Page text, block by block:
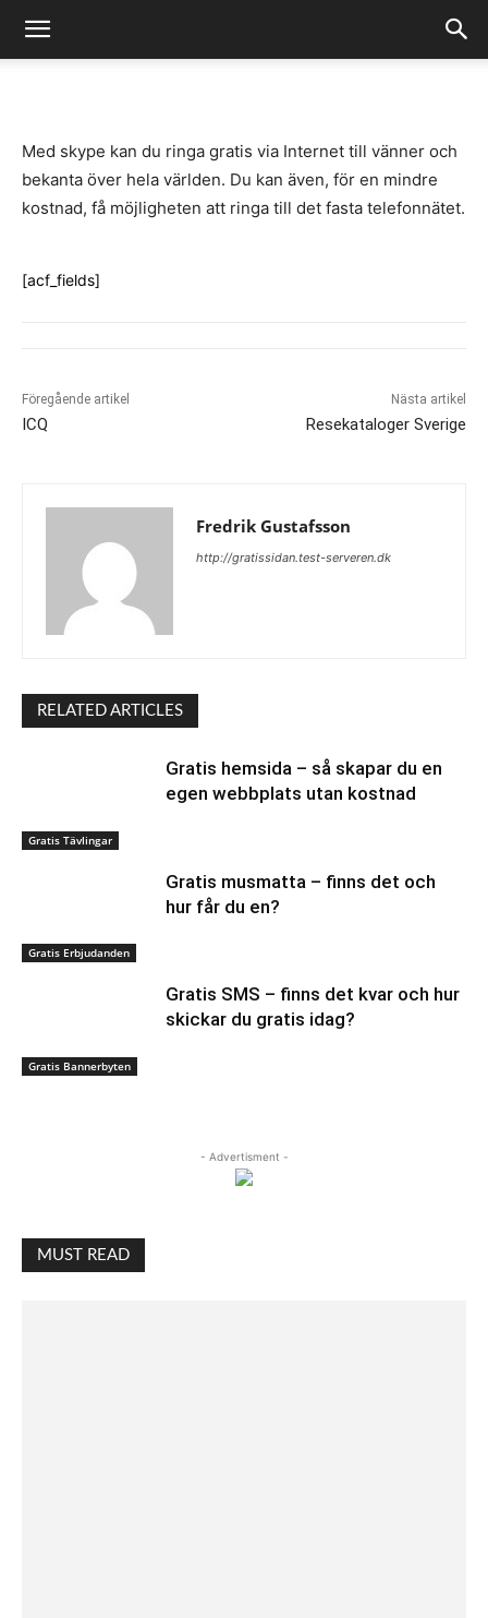
Med skype kan du ringa gratis via Internet till vänner och
bekanta över hela världen. Du kan även, för en mindre
kostnad, få möjligheten att ringa till det fasta telefonnätet.
[acf_fields]
Föregående artikel
ICQ
Nästa artikel
Resekataloger Sverige
Fredrik Gustafsson
http://gratissidan.test-serveren.dk
RELATED ARTICLES
Gratis Tävlingar
Gratis hemsida – så skapar du en
egen webbplats utan kostnad
Gratis Erbjudanden
Gratis musmatta – finns det och
hur får du en?
Gratis Bannerbyten
Gratis SMS – finns det kvar och hur
skickar du gratis idag?
- Advertisment -
MUST READ